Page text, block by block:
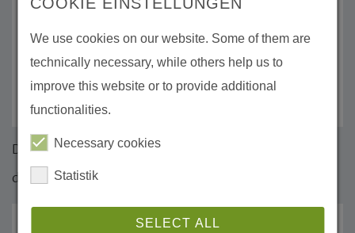
Das Succow & Knapp Seminar 2025 wird ermöglicht
durch:
We use cookies on our website. Some of them are
technically necessary, while others help us to
improve this website or to provide additional
functionalities.
Necessary cookies
Statistik
SELECT ALL